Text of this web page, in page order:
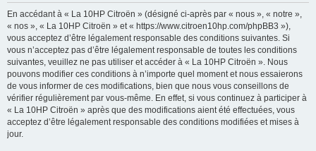
En accédant à « La 10HP Citroën » (désigné ci-après par « nous », « notre »,
« nos », « La 10HP Citroën » et « https://www.citroen10hp.com/phpBB3 »),
vous acceptez d’être légalement responsable des conditions suivantes. Si
vous n’acceptez pas d’être légalement responsable de toutes les conditions
suivantes, veuillez ne pas utiliser et accéder à « La 10HP Citroën ». Nous
pouvons modifier ces conditions à n’importe quel moment et nous essaierons
de vous informer de ces modifications, bien que nous vous conseillons de
vérifier régulièrement par vous-même. En effet, si vous continuez à participer à
« La 10HP Citroën » après que des modifications aient été effectuées, vous
acceptez d’être légalement responsable des conditions modifiées et mises à
jour.